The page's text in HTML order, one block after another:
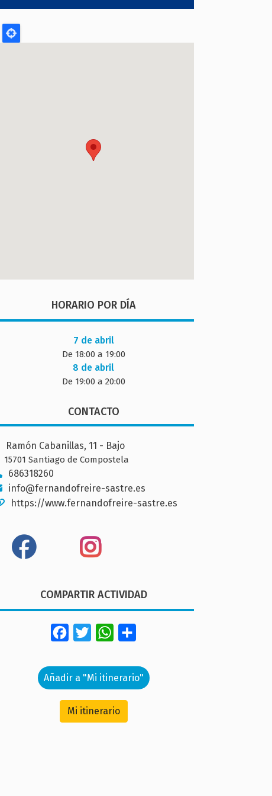
HORARIO POR DÍA
7 de abril
De 18:00 a 19:00
8 de abril
De 19:00 a 20:00
CONTACTO
Ramón Cabanillas, 11 - Bajo
15701 Santiago de Compostela
686318260
info@fernandofreire-sastre.es
https://www.fernandofreire-sastre.es
COMPARTIR ACTIVIDAD
Facebook
Twitter WhatsApp
Añadir a "Mi itinerario"
Mi itinerario